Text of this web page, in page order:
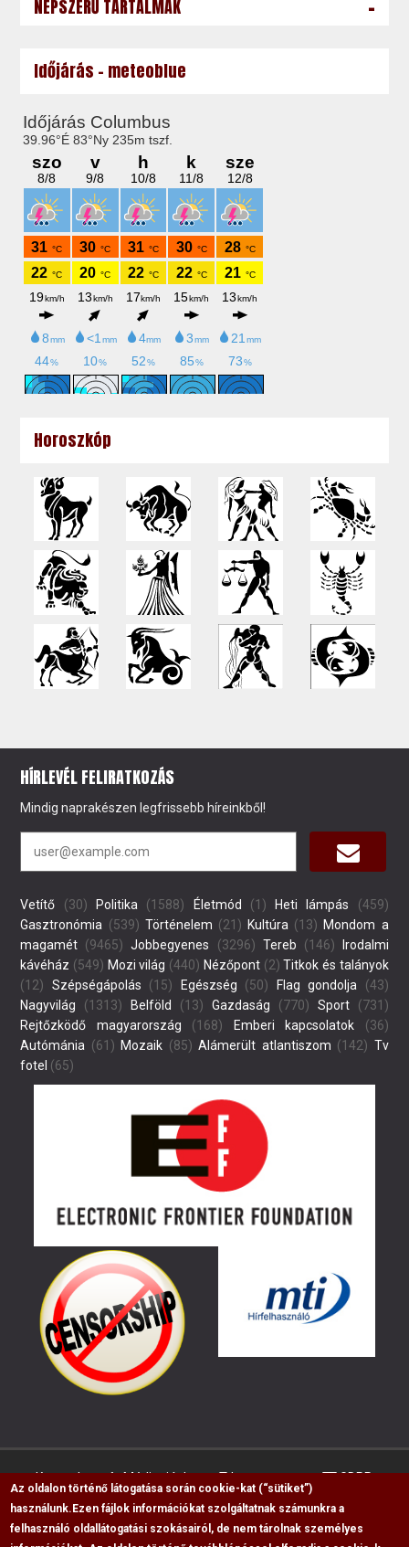
NÉPSZERŰ TARTALMAK
Időjárás - meteoblue
Horoszkóp
HÍRLEVÉL FELIRATKOZÁS
Mindig naprakészen legfrissebb híreinkből!
Vetítő (30) Politika (1588) Életmód (1) Heti lámpás (459)
Gasztronómia (539) Történelem (21) Kultúra (13) Mondom a
magamét (9465) Jobbegyenes (3296) Tereb (146)
Irodalmi
kávéház (549) Mozi világ (440) Nézőpont(2) Titkok és talányok
(12)
Szépségápolás (15) Egészség (50) Flag gondolja (43)
Nagyvilág (1313) Belföld (13) Gazdaság (770) Sport(731)
Rejtőzködő magyarország (168) Emberi kapcsolatok (36)
Autómánia (61) Mozaik (85) Alámerült atlantiszom (142) Tv
fotel (65)
Kapcsolat Médiaajánlat Impresszum GDPR
RSS
Az oldalon történő látogatása során cookie-kat (“sütiket”)
használunk. Ezen fájlok információkat szolgáltatnak számunkra a
felhasználó oldallátogatási szokásairól, de nem tárolnak személyes